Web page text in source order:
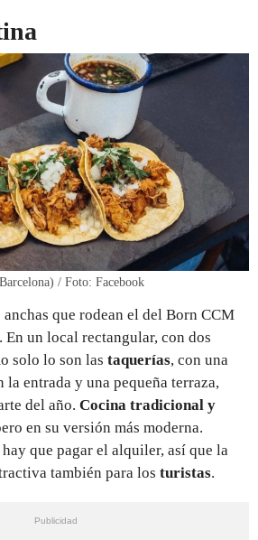
/ Foto: Facebook
anchas que rodean el del Born CCM
. En un local rectangular, con dos
solo lo son las taquerías, con una
la entrada y una pequeña terraza,
del año. Cocina tradicional y
en su versión más moderna.
que pagar el alquiler, así que la
también para los turistas.